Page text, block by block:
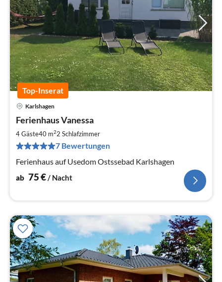
Top-Inserat
Karlshagen
Ferienhaus Vanessa
4 Gäste40 m22 Schlafzimmer
7 Bewertungen
Ferienhaus auf Usedom Ostssebad Karlshagen
ab 75€/ Nacht